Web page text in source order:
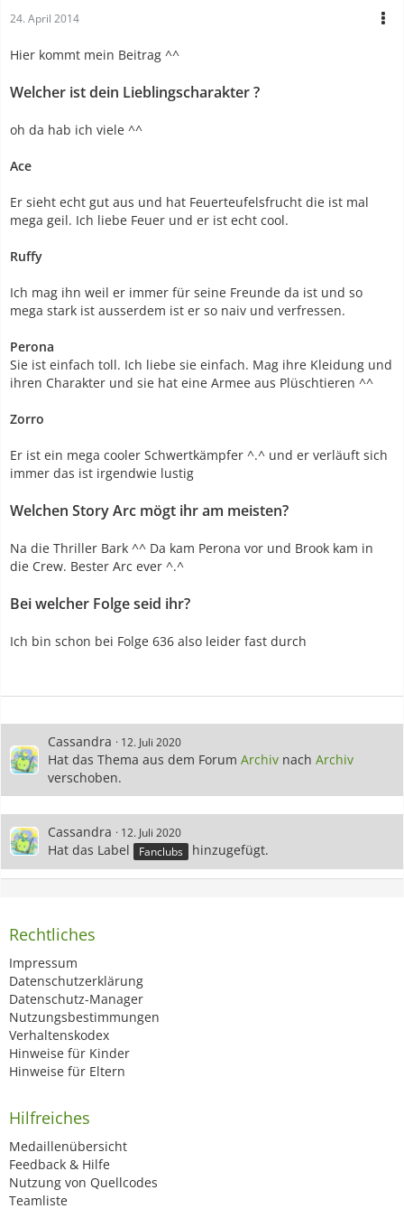
24. April 2014
Hier kommt mein Beitrag ^^
Welcher ist dein Lieblingscharakter?
oh da hab ich viele ^^
Ace
Er sieht echt gut aus und hat Feuerteufelsfrucht die ist mal
mega geil. Ich liebe Feuer und er ist echt cool.
Ruffy
Ich mag ihn weil er immer für seine Freunde da ist und so
mega stark ist ausserdem ist er so naiv und verfressen.
Perona
Sie ist einfach toll. Ich liebe sie einfach. Mag ihre Kleidung und
ihren Charakter und sie hat eine Armee aus Plüschtieren ^^
Zorro
Er ist ein mega cooler Schwertkämpfer ^.^ und er verläuft sich
immer das ist irgendwie lustig
Welchen Story Arc mögt ihr am meisten?
Na die Thriller Bark ^^ Da kam Perona vor und Brook kam in
die Crew. Bester Arc ever ^.^
Bei welcher Folge seid ihr?
Ich bin schon bei Folge 636 also leider fast durch
Cassandra 12. Juli 2020
Hat das Thema aus dem Forum Archiv nach Archiv
verschoben.
Cassandra 12. Juli 2020
Hat das Label Fanclubs hinzugefügt.
Rechtliches
Impressum
Datenschutzerklärung
Datenschutz-Manager
Nutzungsbestimmungen
Verhaltenskodex
Hinweise für Kinder
Hinweise für Eltern
Hilfreiches
Medaillenübersicht
Feedback & Hilfe
Nutzung von Quellcodes
Teamliste